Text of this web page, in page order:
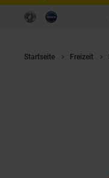
Startseite Freizeit